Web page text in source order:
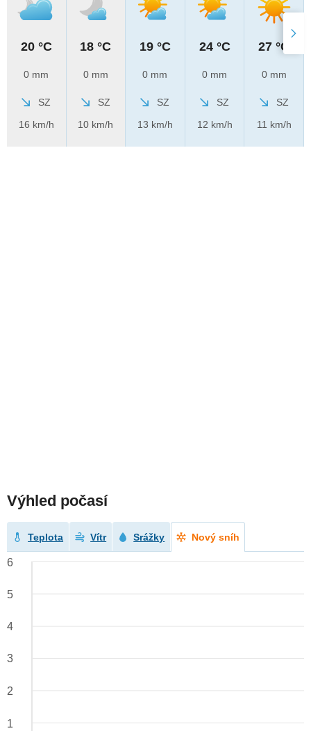
20 °C
0 mm
SZ
16 km/h
18 °C
0 mm
SZ
10 km/h
19 °C
0 mm
SZ
13 km/h
24 °C
0 mm
SZ
12 km/h
27 °C
0 mm
SZ
11 km/h
Výhled počasí
Teplota Vítr Srážky Nový sníh
6
5
4
3
2
1